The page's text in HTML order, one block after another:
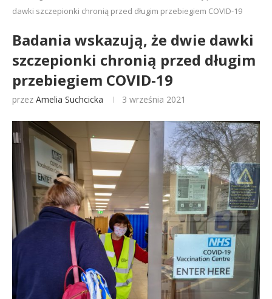
dawki szczepionki chronią przed długim przebiegiem COVID-19
Badania wskazują, że dwie dawki
szczepionki chronią przed długim
przebiegiem COVID-19
przez Amelia Suchcicka 3 września 2021